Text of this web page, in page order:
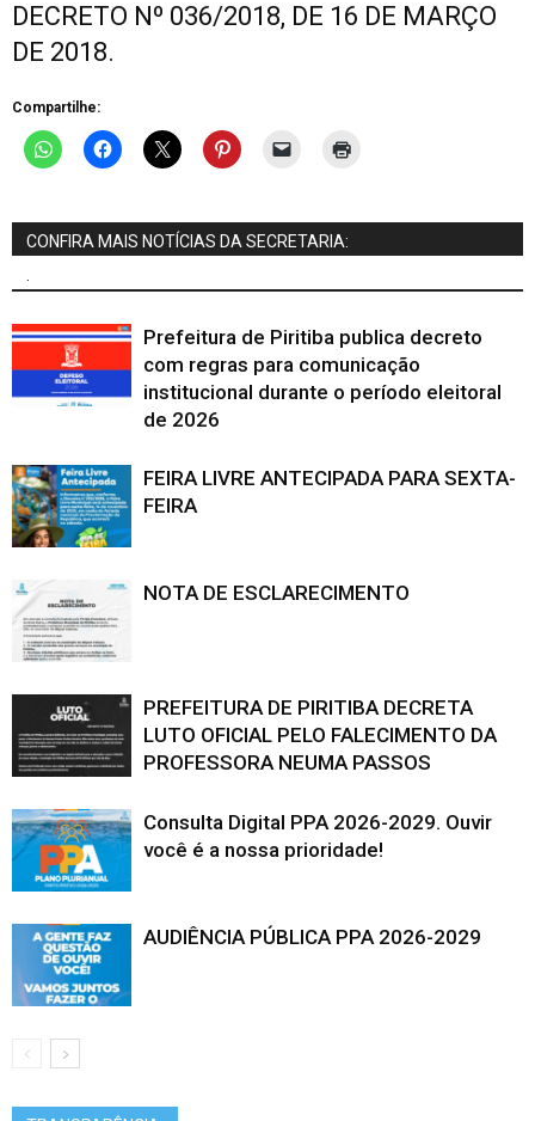
DECRETO Nº 036/2018, DE 16 DE MARÇO
DE 2018.
Compartilhe:
CONFIRA MAIS NOTÍCIAS DA SECRETARIA:
Prefeitura de Piritiba publica decreto
com regras para comunicação
institucional durante o período eleitoral
de 2026
FEIRA LIVRE ANTECIPADA PARA SEXTA-
FEIRA
NOTA DE ESCLARECIMENTO
PREFEITURA DE PIRITIBA DECRETA
LUTO OFICIAL PELO FALECIMENTO DA
PROFESSORA NEUMA PASSOS
Consulta Digital PPA 2026-2029. Ouvir
você é a nossa prioridade!
AUDIÊNCIA PÚBLICA PPA 2026-2029